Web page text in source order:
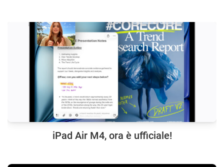
iPad Air M4, ora è ufficiale!